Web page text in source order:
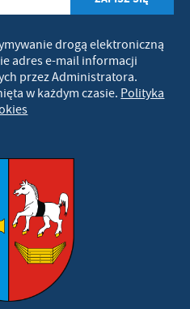
drogą elektroniczną
adres e-mail informacji
przez Administratora.
w każdym czasie. Polityka